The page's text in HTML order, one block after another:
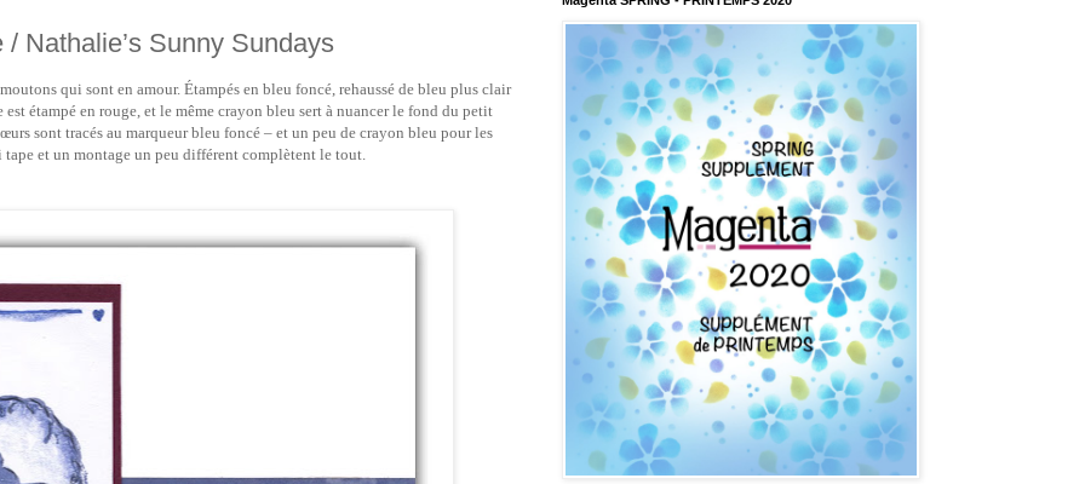
Nathalie’s Sunny Sundays
qui sont en amour. Étampés en bleu foncé, rehaussé de bleu plus clair
étampé en rouge, et le même crayon bleu sert à nuancer le fond du petit
sont tracés au marqueur bleu foncé – et un peu de crayon bleu pour les
et un montage un peu différent complètent le tout.